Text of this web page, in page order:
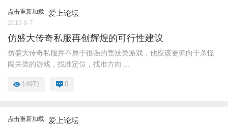
点击重新加载 爱上论坛
2019-8-7
仿盛大传奇私服再创辉煌的可行性建议
仿盛大传奇私服并不属于很强的竞技类游戏，他应该更偏向于杀怪
闯关类的游戏，找准定位，找准方向 ...
14971 0
点击重新加载 爱上论坛